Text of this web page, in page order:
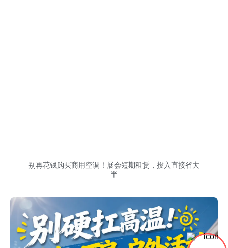
别再花钱购买商用空调！展会短期租赁，投入直接省大
半